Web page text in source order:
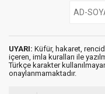
UYARI: Küfür, hakaret,
içeren, imla kuralları ile
Türkçe karakter
onaylanmamaktadır.